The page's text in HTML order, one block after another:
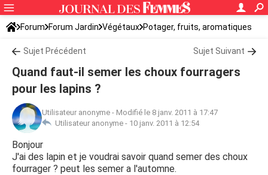
Forum Forum Jardin Végétaux Potager, fruits, aromatiques
Sujet Précédent Sujet Suivant
Quand faut-il semer les choux fourragers
pour les lapins ?
Utilisateur anonyme - Modifié le 8 janv. 2011 à 17:47
Utilisateur anonyme - 10 janv. 2011 à 12:54
Bonjour
J'ai des lapin et je voudrai savoir quand semer des choux
fourrager ? peut les semer a l'automne.